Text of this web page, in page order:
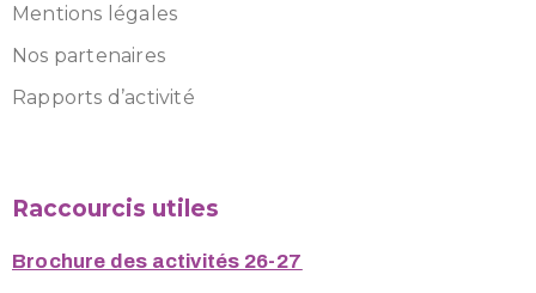
Mentions légales
Nos partenaires
Rapports d’activité
Raccourcis utiles
Brochure des activités 26-27